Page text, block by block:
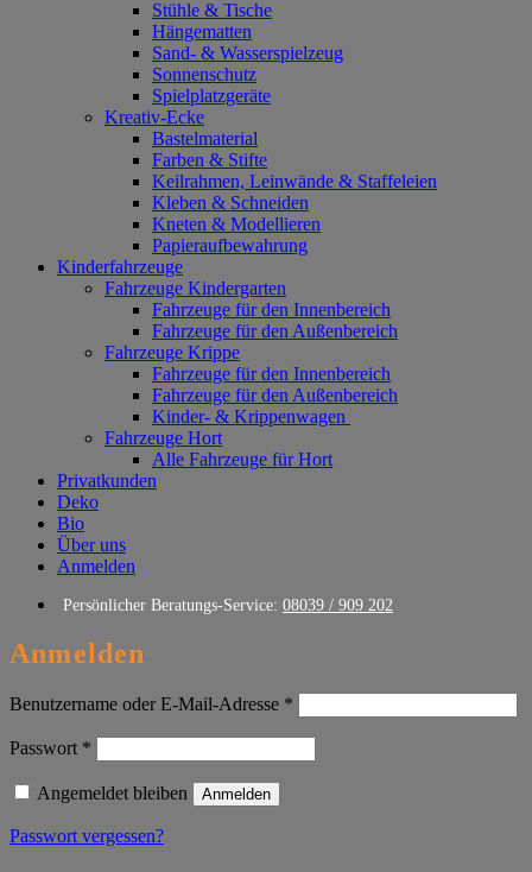
Stühle & Tische
Hängematten
Sand- & Wasserspielzeug
Sonnenschutz
Spielplatzgeräte
Kreativ-Ecke
Bastelmaterial
Farben & Stifte
Keilrahmen, Leinwände & Staffeleien
Kleben & Schneiden
Kneten & Modellieren
Papieraufbewahrung
Kinderfahrzeuge
Fahrzeuge Kindergarten
Fahrzeuge für den Innenbereich
Fahrzeuge für den Außenbereich
Fahrzeuge Krippe
Fahrzeuge für den Innenbereich
Fahrzeuge für den Außenbereich
Kinder- & Krippenwagen
Fahrzeuge Hort
Alle Fahrzeuge für Hort
Privatkunden
Deko
Bio
Über uns
Anmelden
Persönlicher Beratungs-Service: 08039 / 909 202
Anmelden
Benutzername oder E-Mail-Adresse *
Passwort *
Angemeldet bleiben Anmelden
Passwort vergessen?